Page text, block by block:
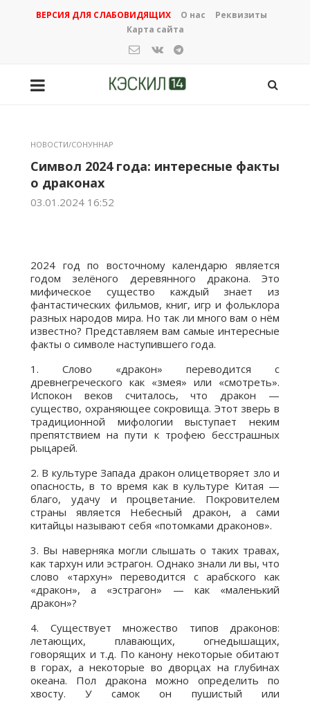
ВЕРСИЯ ДЛЯ СЛАБОВИДЯЩИХ О нас
Реквизиты
Карта сайта
НОВОСТИ/СОНУННАР
Символ 2024 года: интересные факты
о драконах
03.01.2024 16:52
2024 год по восточному календарю является
годом зелёного деревянного дракона. Это
мифическое существо каждый знает из
фантастических фильмов, книг, игр и фольклора
разных народов мира. Но так ли много вам о нём
известно? Представляем вам самые интересные
факты о символе наступившего года.
1. Слово «дракон» переводится с
древнегреческого как «змея» или «смотреть».
Испокон веков считалось, что дракон —
существо, охраняющее сокровища. Этот зверь в
традиционной мифологии выступает неким
препятствием на пути к трофею бесстрашных
рыцарей.
2. В культуре Запада дракон олицетворяет зло и
опасность, в то время как в культуре Китая —
благо, удачу и процветание. Покровителем
страны является Небесный дракон, а сами
китайцы называют себя «потомками драконов».
3. Вы наверняка могли слышать о таких травах,
как тархун или эстрагон. Однако знали ли вы, что
слово «тархун» переводится с арабского как
«дракон», а «эстрагон» — как «маленький
дракон»?
4. Существует множество типов драконов:
летающих, плавающих, огнедышащих,
говорящих и т.д. По канону некоторые обитают
в горах, а некоторые во дворцах на глубинах
океана. Пол дракона можно определить по
хвосту. У самок он пушистый или